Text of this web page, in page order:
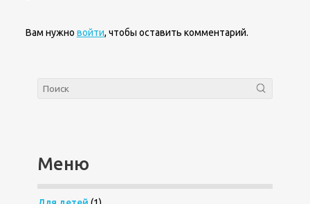
Вам нужно войти, чтобы оставить комментарий.
Меню